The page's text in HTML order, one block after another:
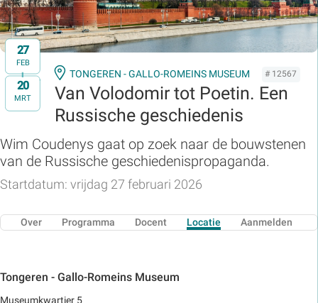
27
FEB
t/m
20
MRT
TONGEREN - GALLO-ROMEINS MUSEUM # 12567
Van Volodomir tot Poetin. Een
Russische geschiedenis
Wim Coudenys gaat op zoek naar de bouwstenen
van de Russische geschiedenispropaganda.
Startdatum: vrijdag 27 februari 2026
Over Programma Docent Locatie Aanmelden
Tongeren - Gallo-Romeins Museum
Museumkwartier 5